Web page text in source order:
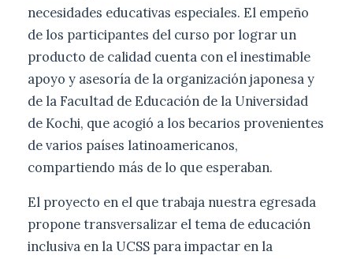
necesidades educativas especiales. El empeño
de los participantes del curso por lograr un
producto de calidad cuenta con el inestimable
apoyo y asesoría de la organización japonesa y
de la Facultad de Educación de la Universidad
de Kochi, que acogió a los becarios provenientes
de varios países latinoamericanos,
compartiendo más de lo que esperaban.
El proyecto en el que trabaja nuestra egresada
propone transversalizar el tema de educación
inclusiva en la UCSS para impactar en la